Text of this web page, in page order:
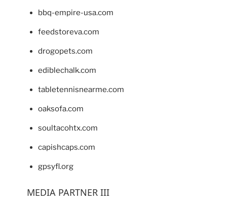
bbq-empire-usa.com
feedstoreva.com
drogopets.com
ediblechalk.com
tabletennisnearme.com
oaksofa.com
soultacohtx.com
capishcaps.com
gpsyfl.org
MEDIA PARTNER III